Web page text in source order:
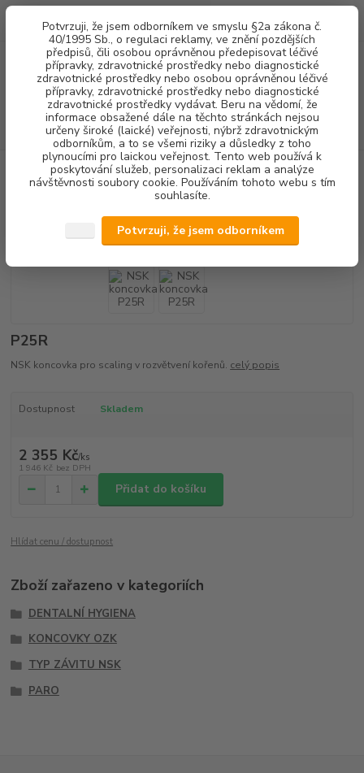
Potvrzuji, že jsem odborníkem ve smyslu §2a zákona č.
40/1995 Sb., o regulaci reklamy, ve znění pozdějších
předpisů, čili osobou oprávněnou předepisovat léčivé
přípravky, zdravotnické prostředky nebo diagnostické
zdravotnické prostředky nebo osobou oprávněnou léčivé
přípravky, zdravotnické prostředky nebo diagnostické
zdravotnické prostředky vydávat. Beru na vědomí, že
informace obsažené dále na těchto stránkách nejsou
určeny široké (laické) veřejnosti, nýbrž zdravotnickým
odborníkům, a to se všemi riziky a důsledky z toho
plynoucími pro laickou veřejnost. Tento web používá k
poskytování služeb, personalizaci reklam a analýze
návštěvnosti soubory cookie. Používáním tohoto webu s tím
souhlasíte.
Potvrzuji, že jsem odborníkem
Menu
CZK
Hledat
(Po-Pá, 8-16 hod.)
za0,00 Kč
DENTALNÍ HYGIENA NSK koncovka P25R
NSK koncovka P25R
P25R
NSK koncovka pro scaling v rozvětvení kořenů. celý popis
Dostupnost Skladem
2 355 Kč/ks
1 946 Kč bez DPH
Přidat do košíku
Hlídat cenu / dostupnost
Zboží zařazeno v kategoriích
DENTALNÍ HYGIENA
KONCOVKY OZK
TYP ZÁVITU NSK
PARO